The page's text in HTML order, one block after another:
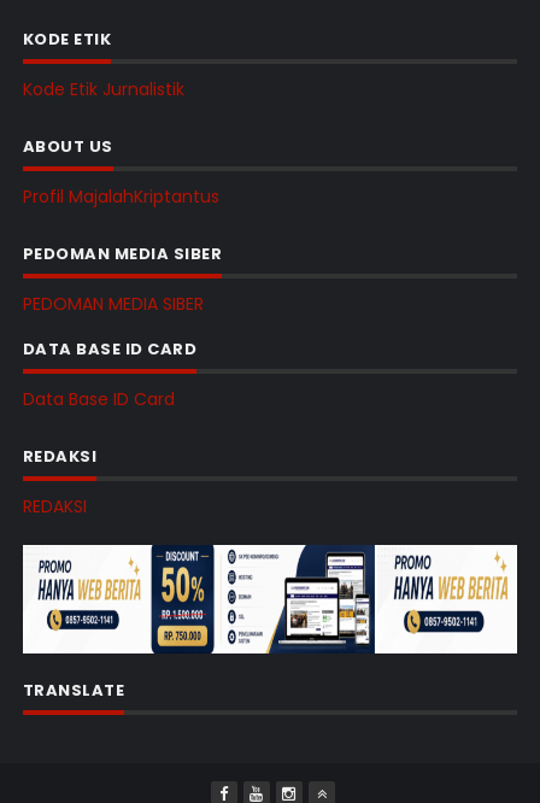
KODE ETIK
Kode Etik Jurnalistik
ABOUT US
Profil MajalahKriptantus
PEDOMAN MEDIA SIBER
PEDOMAN MEDIA SIBER
DATA BASE ID CARD
Data Base ID Card
REDAKSI
REDAKSI
TRANSLATE